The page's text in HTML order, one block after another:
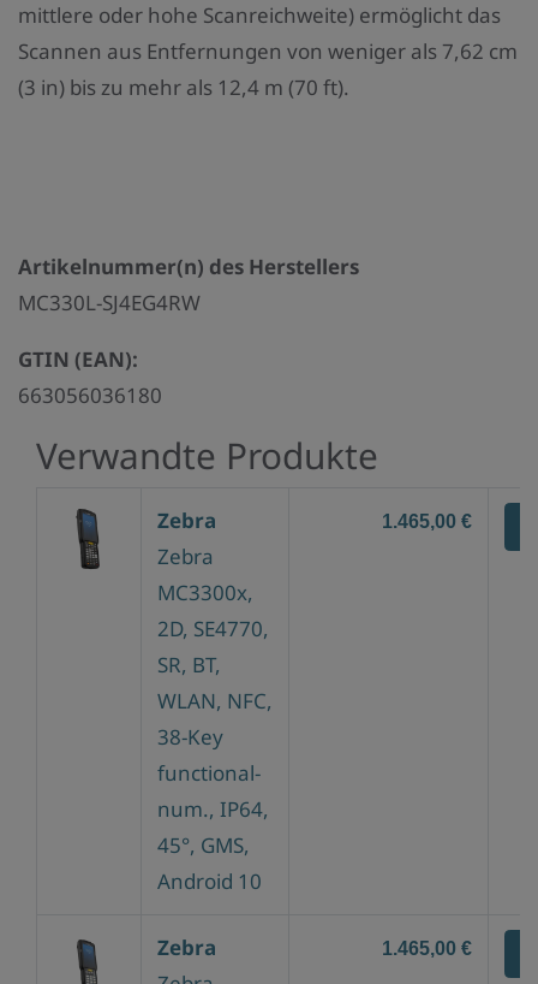
mittlere oder hohe Scanreichweite) ermöglicht das
Scannen aus Entfernungen von weniger als 7,62 cm
(3 in) bis zu mehr als 12,4 m (70 ft).
Artikelnummer(n) des Herstellers
MC330L-SJ4EG4RW
GTIN (EAN):
663056036180
Verwandte Produkte
Zebra
Zebra
MC3300x,
2D, SE4770,
SR, BT,
WLAN, NFC,
38-Key
functional-
num., IP64,
45°, GMS,
Android 10
1.465,00 €
Zebra
1.465,00 €